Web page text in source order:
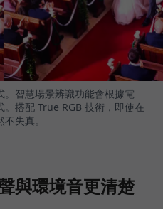
智慧場景辨識功能會根據電
搭配 True RGB 技術，即使在
失真。
與環境音更清楚